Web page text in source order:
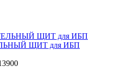
ЩИТ для ИБП